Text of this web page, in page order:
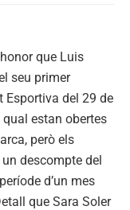
honor que Luis
seu primer
Esportiva del 29 de
estan obertes
però els
descompte del
d’un mes
que Sara Soler